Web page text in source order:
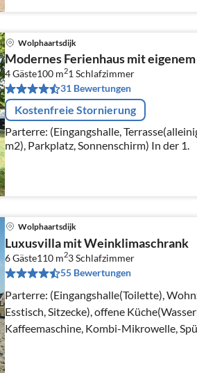
Wolphaartsdijk
Modernes Ferienhaus mit
4 Gäste100 m21 Schlafzimmer
31 Bewertungen
Kostenfreie Stornierung
Parterre: (Eingangshalle,
m2), Parkplatz, Sonnenschirm) In der 1.
Wolphaartsdijk
Luxusvilla mit Weinklimaschrank
6 Gäste110 m23Schlafzimmer
55 Bewertungen
Parterre: (Eingangshalle(Toilette),
Esstisch, Sitzecke), offene
Kaffeemaschine, Kombi-Mikrowelle,
Kühl-/Gefrierkombination)